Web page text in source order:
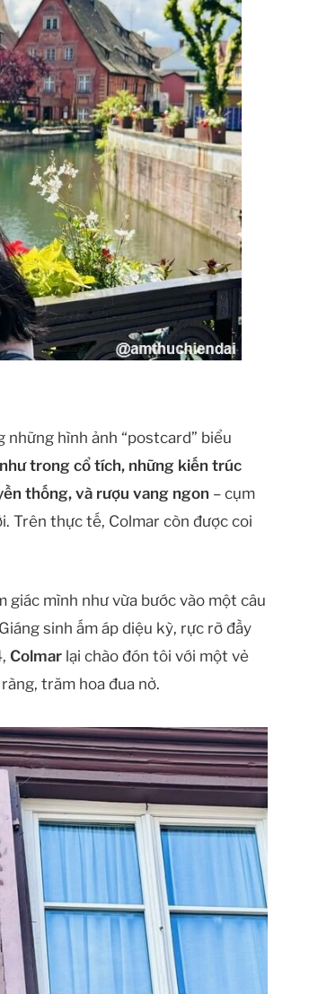
những hình ảnh “postcard” biểu
trong cổ tích, những kiến trúc
thống, và rượu vang ngon – cụm
Trên thực tế, Colmar còn được coi
giác mình như vừa bước vào một câu
sinh ấm áp diệu kỳ, rực rỡ đầy
Colmar lại chào đón tôi với một vẻ
trăm hoa đua nở.